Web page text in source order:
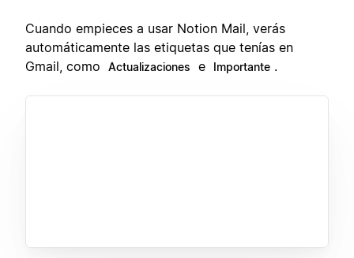
Cuando empieces a usar Notion Mail, verás
automáticamente las etiquetas que tenías en
Gmail, como
Actualizaciones e Importante .